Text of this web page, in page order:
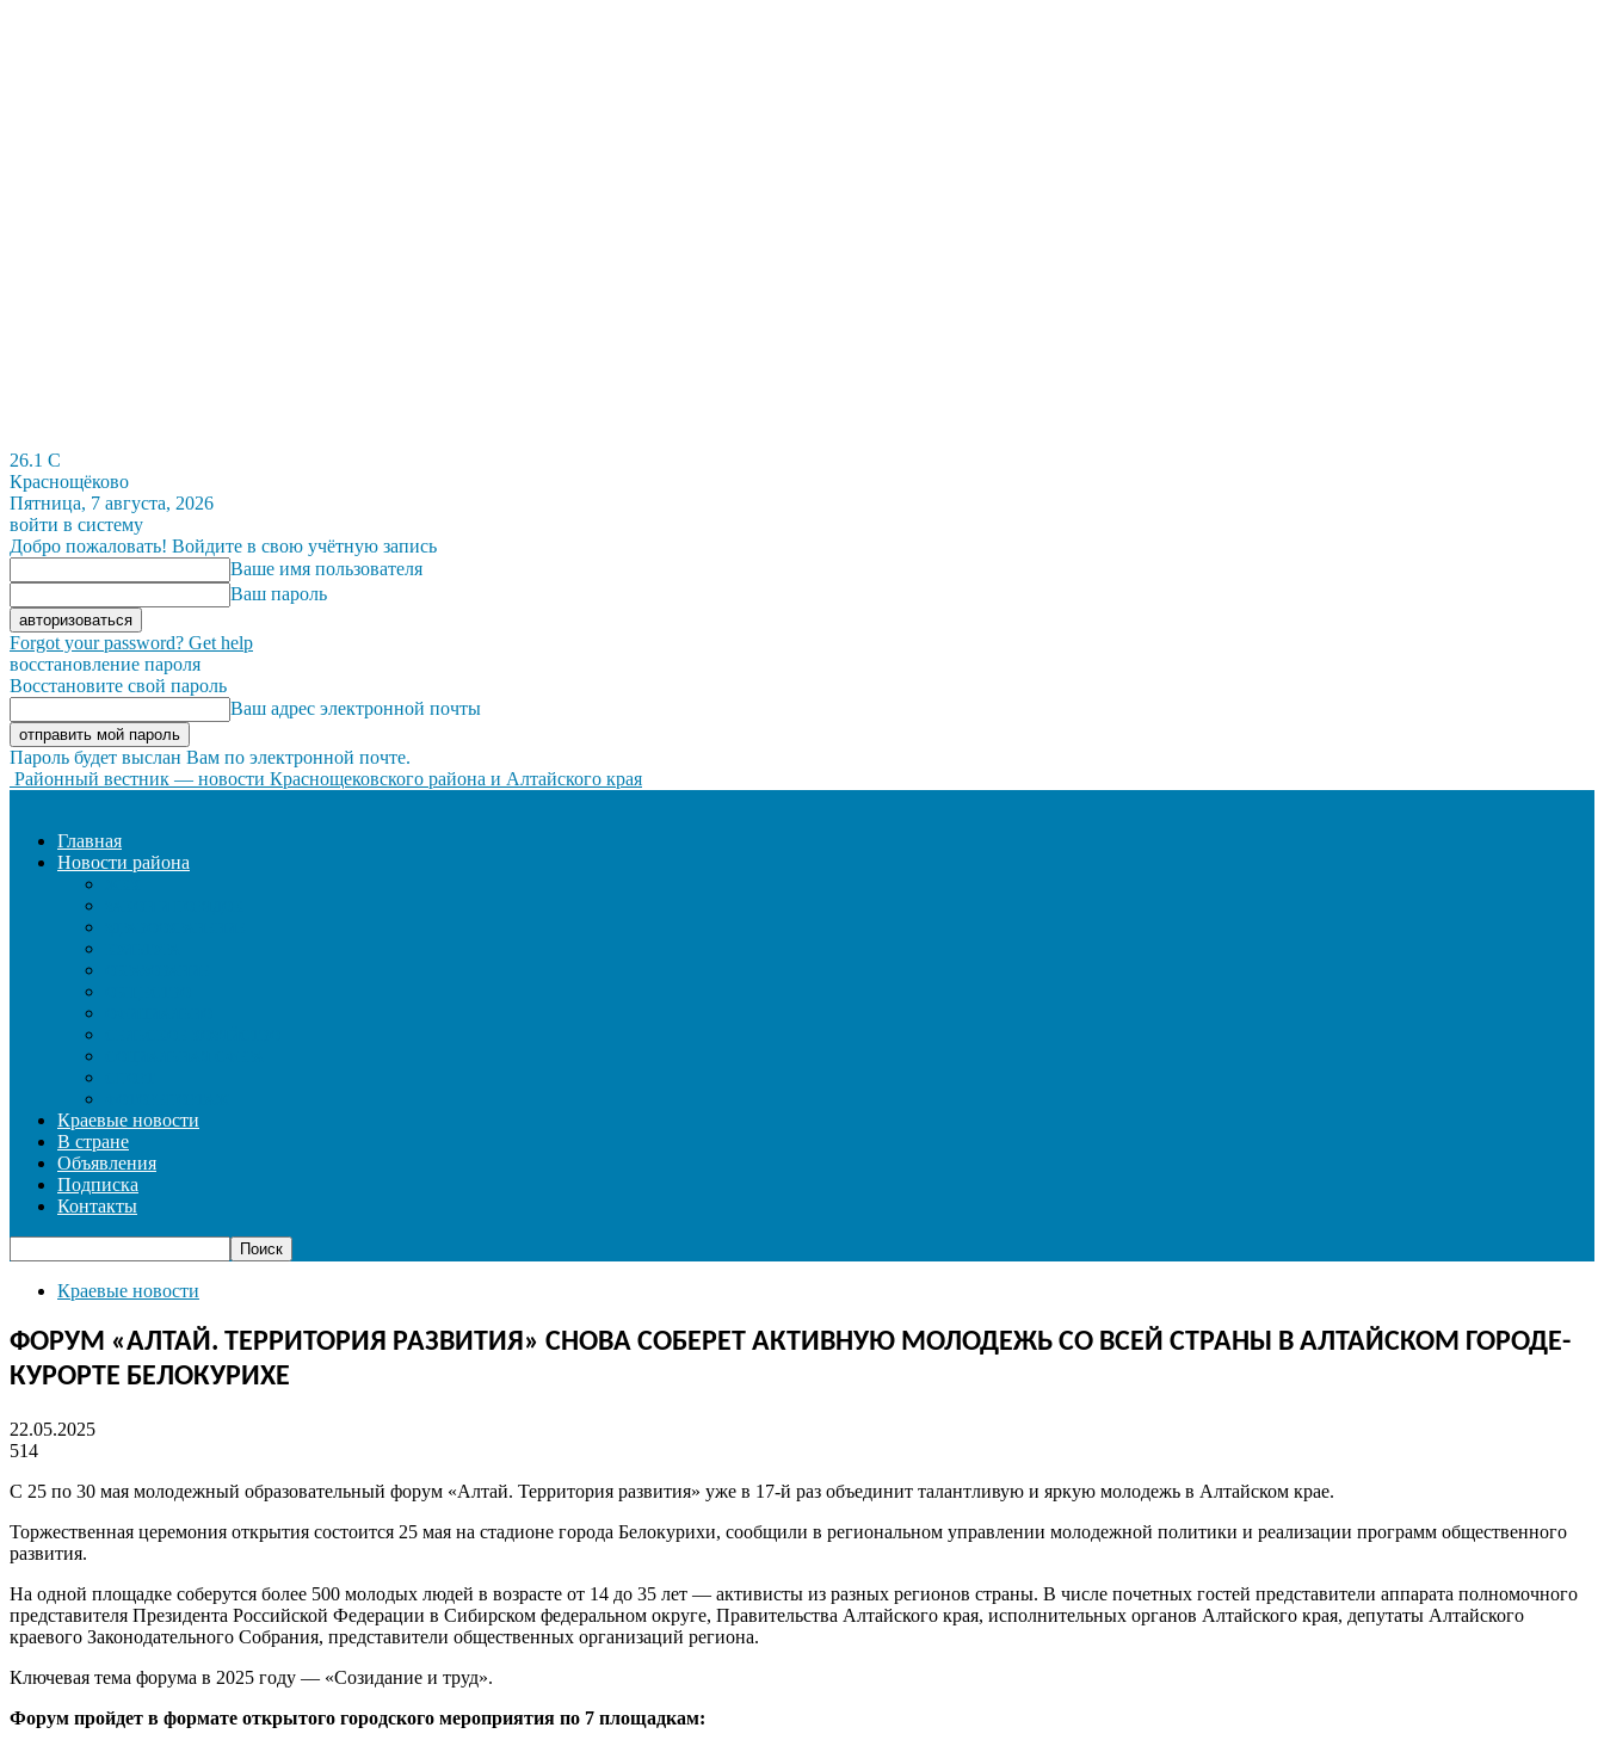
26.1 C
Краснощёково
Пятница, 7 августа, 2026
войти в систему
Добро пожаловать! Войдите в свою учётную запись
Ваше имя пользователя
Ваш пароль
Forgot your password? Get help
восстановление пароля
Восстановите свой пароль
Ваш адрес электронной почты
Пароль будет выслан Вам по электронной почте.
Районный вестник — новости Краснощековского района и Алтайского края
Главная
Новости района
Краевые новости
В стране
Объявления
Подписка
Контакты
Краевые новости
ФОРУМ «АЛТАЙ. ТЕРРИТОРИЯ РАЗВИТИЯ» СНОВА СОБЕРЕТ АКТИВНУЮ МОЛОДЕЖЬ СО ВСЕЙ СТРАНЫ В АЛТАЙСКОМ ГОРОДЕ-
КУРОРТЕ БЕЛОКУРИХЕ
22.05.2025
514
С 25 по 30 мая молодежный образовательный форум «Алтай. Территория развития» уже в 17-й раз объединит талантливую и яркую молодежь в Алтайском крае.
Торжественная церемония открытия состоится 25 мая на стадионе города Белокурихи, сообщили в региональном управлении молодежной политики и реализации программ общественного
развития.
На одной площадке соберутся более 500 молодых людей в возрасте от 14 до 35 лет — активисты из разных регионов страны. В числе почетных гостей представители аппарата полномочного
представителя Президента Российской Федерации в Сибирском федеральном округе, Правительства Алтайского края, исполнительных органов Алтайского края, депутаты Алтайского
краевого Законодательного Собрания, представители общественных организаций региона.
Ключевая тема форума в 2025 году — «Созидание и труд».
Форум пройдет в формате открытого городского мероприятия по 7 площадкам: